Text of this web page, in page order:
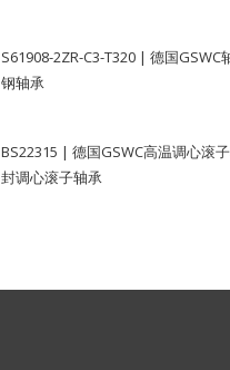
S61908-2ZR-C3-T320 | 德国GSWC
钢轴承
BS22315 | 德国GSWC高温调心滚
封调心滚子轴承